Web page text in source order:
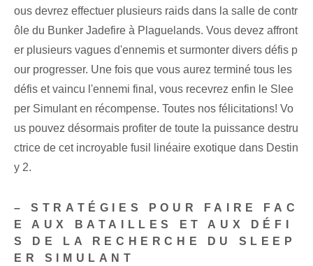
ous devrez effectuer plusieurs raids dans la salle de contr
ôle du Bunker Jadefire à Plaguelands. Vous devez affront
er plusieurs vagues d'ennemis et surmonter divers défis p
our progresser. Une fois que vous aurez terminé tous les
défis et vaincu l'ennemi final, vous recevrez enfin le Slee
per Simulant en récompense. Toutes nos félicitations! Vo
us pouvez désormais profiter de toute la puissance destru
ctrice de cet incroyable fusil linéaire exotique dans Destin
y 2.
– STRATÉGIES POUR FAIRE FAC
E AUX BATAILLES ET AUX DÉFI
S DE LA RECHERCHE DU SLEEP
ER SIMULANT